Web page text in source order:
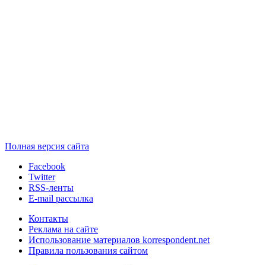
Полная версия сайта
Facebook
Twitter
RSS-ленты
E-mail рассылка
Контакты
Реклама на сайте
Использование материалов korrespondent.net
Правила пользования сайтом